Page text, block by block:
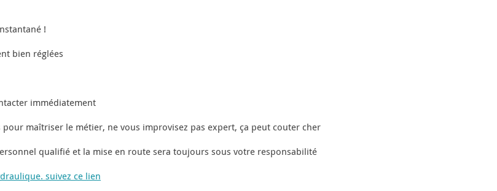
!
bien réglées
immédiatement
maîtriser le métier, ne vous improvisez pas expert, ça peut couter cher
qualifié et la mise en route sera toujours sous votre responsabilité
suivez ce lien